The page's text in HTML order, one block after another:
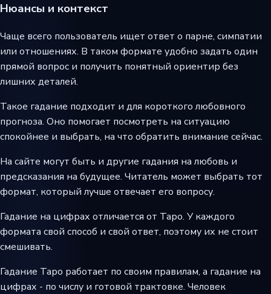
Нюансы и контекст
Чаще всего пользователь ищет ответ о парне, симпатии
или отношениях. В таком формате удобно задать один
прямой вопрос и получить понятный ориентир без
лишних деталей.
Такое гадание подходит и для короткого любовного
прогноза. Оно помогает посмотреть на ситуацию
спокойнее и выбрать, на что обратить внимание сейчас.
На сайте могут быть и другие гадания на любовь и
предсказания на будущее. Читатель может выбрать тот
формат, который лучше отвечает его вопросу.
Гадание на цифрах отличается от Таро. У каждого
формата свой способ и свой ответ, поэтому их не стоит
смешивать.
Гадание Таро работает по своим правилам, а гадание на
цифрах - по числу и готовой трактовке. Человек